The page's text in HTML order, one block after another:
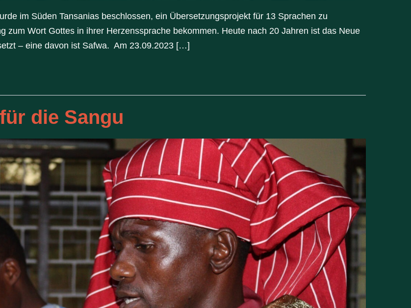
im Süden Tansanias beschlossen, ein Übersetzungsprojekt für 13 Sprachen zu
zum Wort Gottes in ihrer Herzenssprache bekommen. Heute nach 20 Jahren ist das Neue
– eine davon ist Safwa. Am 23.09.2023 […]
die Sangu